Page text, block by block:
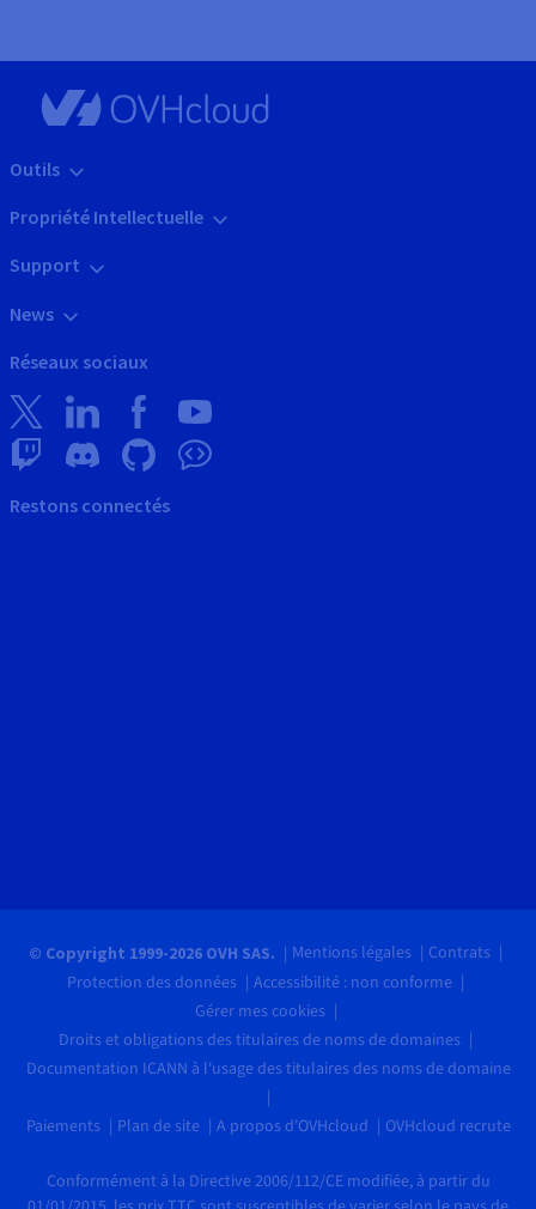
Outils
Propriété Intellectuelle
Support
News
Réseaux sociaux
Restons connectés
© Copyright 1999-2026 OVH SAS. Mentions légales
Contrats
Protection des données
Accessibilité : non conforme
Gérer mes cookies
Droits et obligations des titulaires de noms de domaines
Documentation ICANN à l'usage des titulaires des noms de domaine
Paiements Plan de site A propos d'OVHcloud OVHcloud recrute
Conformément à la Directive 2006/112/CE modifiée, à partir du